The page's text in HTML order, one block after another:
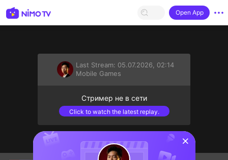
Open App
Last Stream: 05.07.2026, 02:14
Mobile Games
Стример не в сети
Click to watch the latest replay.
sentinelStart